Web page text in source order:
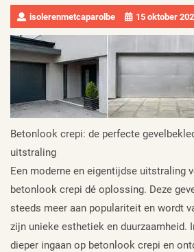
isolerenmetcaparolbe 15 oktober
Betonlook crepi: de perfecte
uitstraling
Een moderne en eigentijdse uitstraling
betonlook crepi dé oplossing. Deze
steeds meer aan populariteit en wordt
zijn unieke esthetiek en duurzaamheid.
dieper ingaan op betonlook crepi en